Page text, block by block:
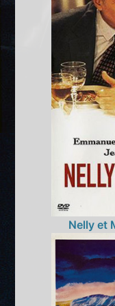
Nelly et